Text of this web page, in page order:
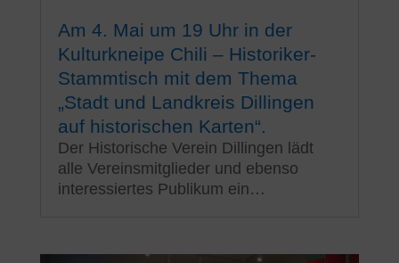
Am 4. Mai um 19 Uhr in der
Kulturkneipe Chili – Historiker-
Stammtisch mit dem Thema
„Stadt und Landkreis Dillingen
auf historischen Karten“.
Der Historische Verein Dillingen lädt
alle Vereinsmitglieder und ebenso
interessiertes Publikum ein…